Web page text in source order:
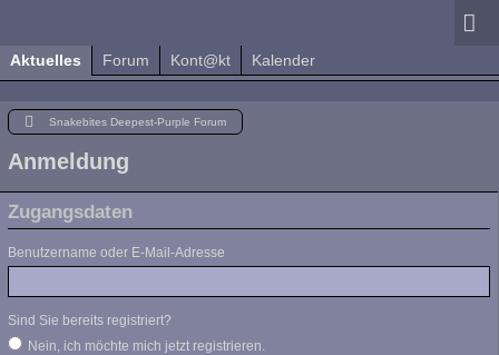
Aktuelles Forum Kont@kt Kalender
Snakebites Deepest-Purple Forum
Anmeldung
Zugangsdaten
Benutzername oder E-Mail-Adresse
Sind Sie bereits registriert?
Nein, ich möchte mich jetzt registrieren.